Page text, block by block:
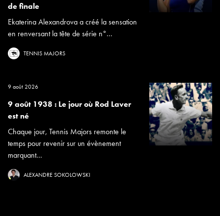
de finale
Ekaterina Alexandrova a créé la sensation
en renversant la tête de série n°...
TENNIS MAJORS
9 août 2026
9 août 1938 : Le jour où Rod Laver
est né
Chaque jour, Tennis Majors remonte le
temps pour revenir sur un évènement
marquant...
ALEXANDRE SOKOLOWSKI